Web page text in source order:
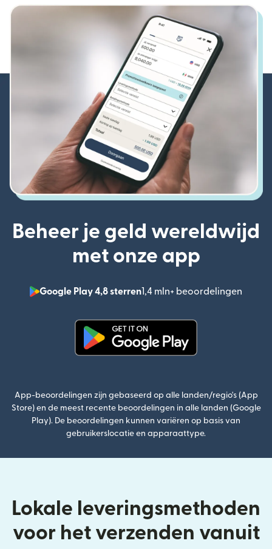
Beheer je geld wereldwijd
met onze app
Google Play 4,8 sterren1,4 mln+ beoordelingen
App-beoordelingen zijn gebaseerd op alle landen/regio's (App
Store) en de meest recente beoordelingen in alle landen (Google
Play). De beoordelingen kunnen variëren op basis van
gebruikerslocatie en apparaattype.
Lokale leveringsmethoden
voor het verzenden vanuit